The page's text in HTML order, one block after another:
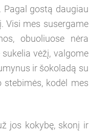
Pagal gostą daugiau
Visi mes susergame
obuoliuose nėra
vėžį, valgome
ir šokoladą su
kodėl mes
jos kokybę, skonį ir